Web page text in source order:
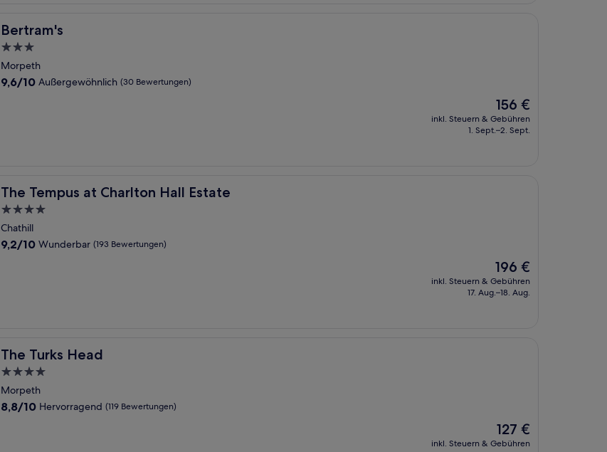
Bertram's
Bertram's
3.0-
Sterne-
Unterkunft
Morpeth
9.6
9,6/10 Außergewöhnlich (30 Bewertungen)
Der
Preis
beträgt
156 €
inkl. Steuern & Gebühren
1. Sept.–2. Sept.
The Tempus at Charlton Hall Estate
The Tempus at Charlton Hall Estate
4.0-
Sterne-
Unterkunft
Chathill
9.2
9,2/10 Wunderbar (193 Bewertungen)
Der
Preis
beträgt
196 €
inkl. Steuern & Gebühren
17. Aug.–18. Aug.
The Turks Head
The Turks Head
4.0-
Sterne-
Unterkunft
Morpeth
8.8
8,8/10 Hervorragend (119 Bewertungen)
Der
Preis
127 €
inkl. Steuern & Gebühren